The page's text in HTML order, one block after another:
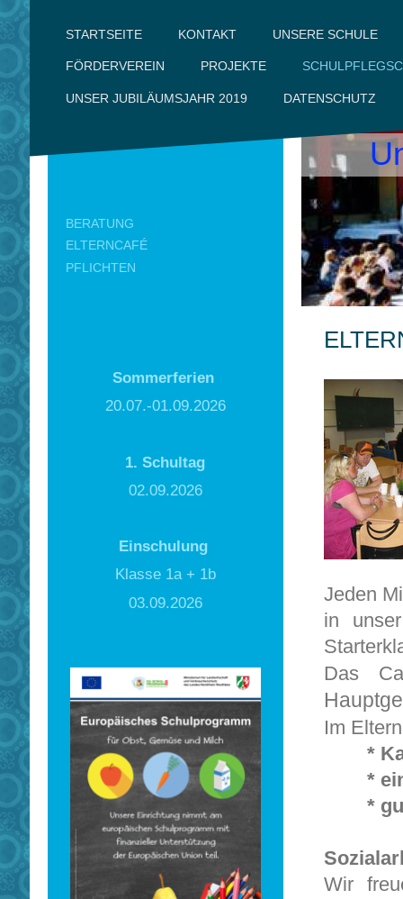
STARTSEITE KONTAKT UNSERE SCHULE
FÖRDERVEREIN PROJEKTE
UNSER JUBILÄUMSJAHR 2019 DATENSCHUTZ
Jeden
in
Das
Im
*
* ein
* gute
Wir
BERATUNG
ELTERNCAFÉ
PFLICHTEN
Sommerferien
20.07.-01.09.2026
1. Schultag
02.09.2026
Einschulung
Klasse 1a + 1b
03.09.2026